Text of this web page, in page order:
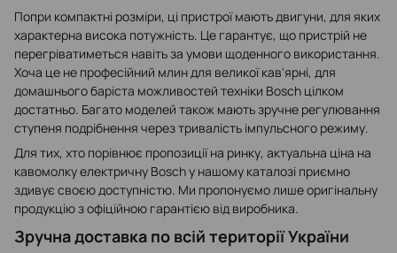
Попри компактні розміри, ці пристрої мають двигуни, для яких
характерна висока потужність. Це гарантує, що пристрій не
перегріватиметься навіть за умови щоденного використання.
Хоча це не професійний млин для великої кав'ярні, для
домашнього баріста можливостей техніки Bosch цілком
достатньо. Багато моделей також мають зручне регулювання
ступеня подрібнення через тривалість імпульсного режиму.
Для тих, хто порівнює пропозиції на ринку, актуальна ціна на
кавомолку електричну Bosch у нашому каталозі приємно
здивує своєю доступністю. Ми пропонуємо лише оригінальну
продукцію з офіційною гарантією від виробника.
Зручна доставка по всій території України